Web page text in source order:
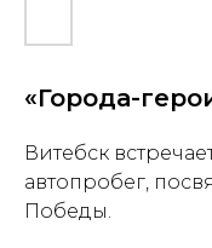
«Города-
Витебск
автопробег,
Победы.